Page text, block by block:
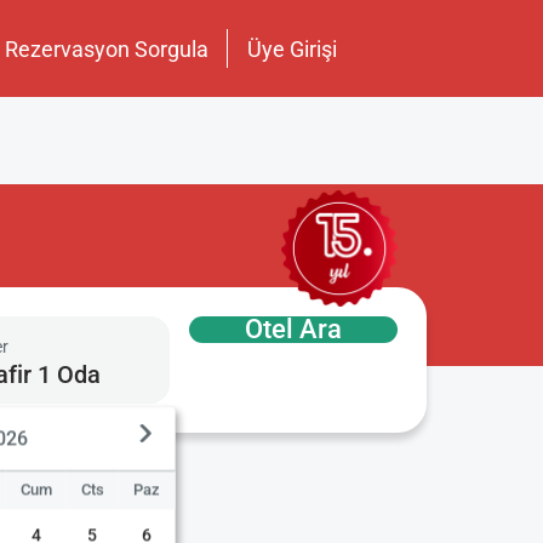
Rezervasyon Sorgula Üye Girişi
Cum Cts Paz
4 5 6
1 Oda
Otel Ara